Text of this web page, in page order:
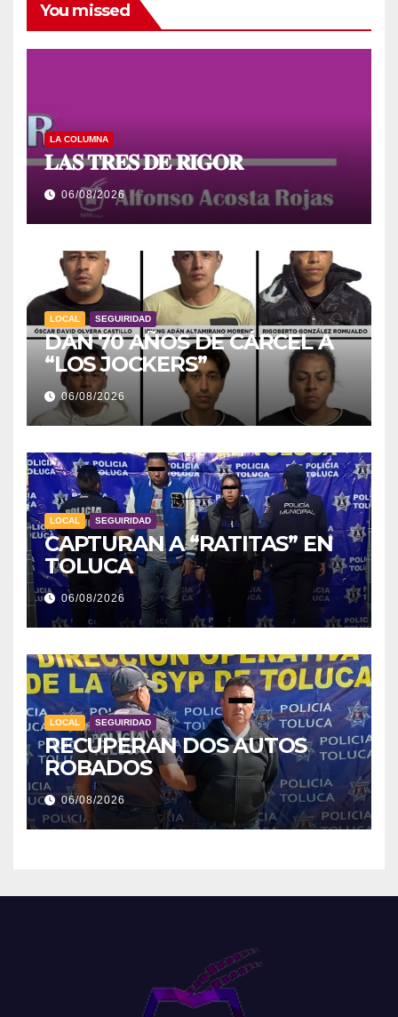
You missed
LA COLUMNA
𝐋𝐀𝐒 𝐓𝐑𝐄𝐒 𝐃𝐄 𝐑𝐈𝐆𝐎𝐑
06/08/2026
LOCAL SEGUIRIDAD
DAN 70 AÑOS DE CÁRCEL A
“LOS JOCKERS”
06/08/2026
LOCAL SEGUIRIDAD
CAPTURAN A “RATITAS” EN
TOLUCA
06/08/2026
LOCAL SEGUIRIDAD
RECUPERAN DOS AUTOS
ROBADOS
06/08/2026